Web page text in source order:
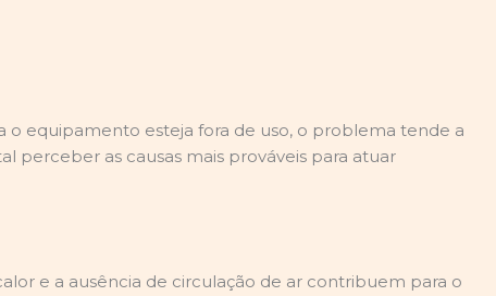
o equipamento esteja fora de uso, o problema tende a
perceber as causas mais prováveis para atuar
e a ausência de circulação de ar contribuem para o